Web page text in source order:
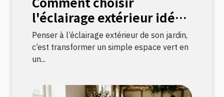
l'éclairage extérieur idéal
pour votre jardin ?
Penser à l’éclairage extérieur de son jardin,
c’est transformer un simple espace vert en
un...